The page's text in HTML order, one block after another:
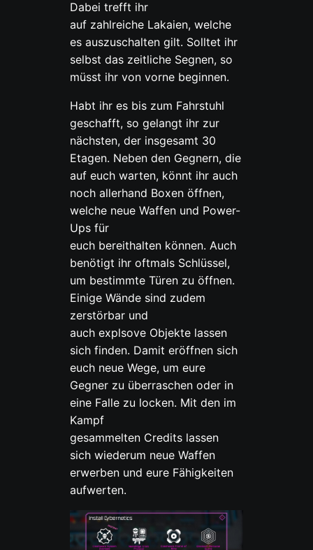
Dabei trefft ihr
auf zahlreiche Lakaien, welche
es auszuschalten gilt. Solltet ihr
selbst das zeitliche Segnen, so
müsst ihr von vorne beginnen.
Habt ihr es bis zum Fahrstuhl
geschafft, so gelangt ihr zur
nächsten, der insgesamt 30
Etagen. Neben den Gegnern, die
auf euch warten, könnt ihr auch
noch allerhand Boxen öffnen,
welche neue Waffen und Power-
Ups für
euch bereithalten können. Auch
benötigt ihr oftmals Schlüssel,
um bestimmte Türen zu öffnen.
Einige Wände sind zudem
zerstörbar und
auch explsove Objekte lassen
sich finden. Damit eröffnen sich
euch neue Wege, um eure
Gegner zu überraschen oder in
eine Falle zu locken. Mit den im
Kampf
gesammelten Credits lassen
sich wiederum neue Waffen
erwerben und eure Fähigkeiten
aufwerten.